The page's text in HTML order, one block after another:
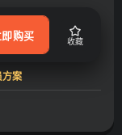
购买 收藏
案